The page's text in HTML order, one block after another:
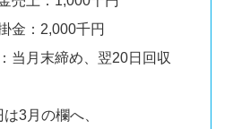
金：2,000千円
当月末締め、翌20日回収
3月の欄へ、